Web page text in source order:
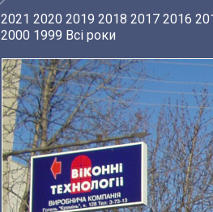
2021 2020 2019 2018 2017 2016
2000 1999 Всі роки